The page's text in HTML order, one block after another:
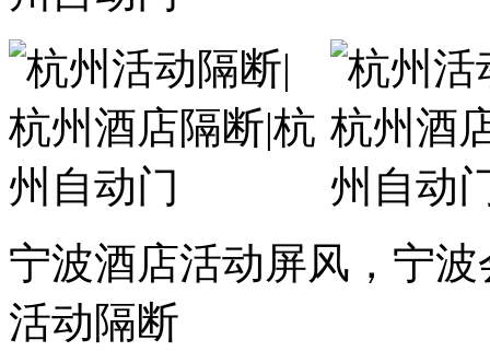
宁波酒店活动屏风，宁
活动隔断